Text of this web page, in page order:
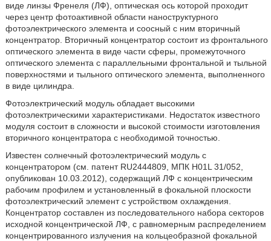
виде линзы Френеля (ЛФ), оптическая ось которой проходит
через центр фотоактивной области наноструктурного
фотоэлектрического элемента и соосный с ним вторичный
концентратор. Вторичный концентратор состоит из фронтального
оптического элемента в виде части сферы, промежуточного
оптического элемента с параллельными фронтальной и тыльной
поверхностями и тыльного оптического элемента, выполненного
в виде цилиндра.
Фотоэлектрический модуль обладает высокими
фотоэлектрическими характеристиками. Недостаток известного
модуля состоит в сложности и высокой стоимости изготовления
вторичного концентратора с необходимой точностью.
Известен солнечный фотоэлектрический модуль с
концентратором (см. патент RU2444809, МПК H01L 31/052,
опубликован 10.03.2012), содержащий ЛФ с концентрическим
рабочим профилем и установленный в фокальной плоскости
фотоэлектрический элемент с устройством охлаждения.
Концентратор составлен из последовательного набора секторов
исходной концентрической ЛФ, с равномерным распределением
концентрированного излучения на кольцеобразной фокальной